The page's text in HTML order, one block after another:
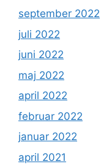
september 2022
juli 2022
juni 2022
maj 2022
april 2022
februar 2022
januar 2022
april 2021